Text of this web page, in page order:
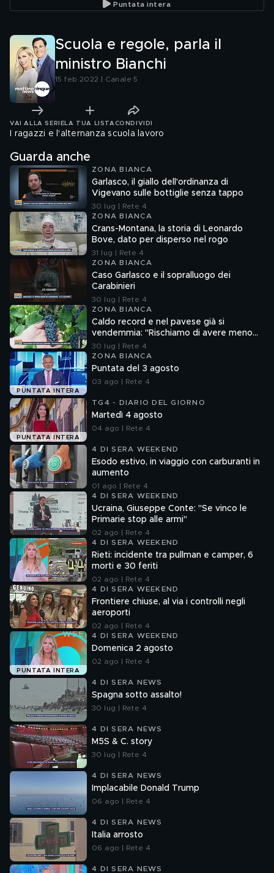
Puntata intera
Scuola e regole, parla il
ministro Bianchi
15 feb 2022 | Canale 5
VAI ALLA SERIE LA TUA LISTA CONDIVIDI
I ragazzi e l'alternanza scuola lavoro
Guarda anche
ZONA BIANCA
Garlasco, il giallo dell'ordinanza di
Vigevano sulle bottiglie senza tappo
30 lug | Rete 4
ZONA BIANCA
Crans-Montana, la storia di Leonardo
Bove, dato per disperso nel rogo
31 lug | Rete 4
ZONA BIANCA
Caso Garlasco e il sopralluogo dei
Carabinieri
30 lug | Rete 4
ZONA BIANCA
Caldo record e nel pavese già si
vendemmia: "Rischiamo di avere meno
vino"
30 lug | Rete 4
PUNTATA INTERA
ZONA BIANCA
Puntata del 3 agosto
03 ago | Rete 4
PUNTATA INTERA
TG4 - DIARIO DEL GIORNO
Martedì 4 agosto
04 ago | Rete 4
4 DI SERA WEEKEND
Esodo estivo, in viaggio con carburanti in
aumento
01 ago | Rete 4
4 DI SERA WEEKEND
Ucraina, Giuseppe Conte: "Se vinco le
Primarie stop alle armi"
02 ago | Rete 4
4 DI SERA WEEKEND
Rieti: incidente tra pullman e camper, 6
morti e 30 feriti
02 ago | Rete 4
4 DI SERA WEEKEND
Frontiere chiuse, al via i controlli negli
aeroporti
02 ago | Rete 4
PUNTATA INTERA
4 DI SERA WEEKEND
Domenica 2 agosto
02 ago | Rete 4
4 DI SERA NEWS
Spagna sotto assalto!
30 lug | Rete 4
4 DI SERA NEWS
M5S & C. story
30 lug | Rete 4
4 DI SERA NEWS
Implacabile Donald Trump
06 ago | Rete 4
4 DI SERA NEWS
Italia arrosto
06 ago | Rete 4
4 DI SERA NEWS